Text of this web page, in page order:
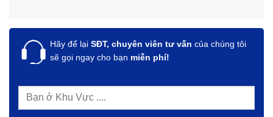
Hãy để lại SĐT, chuyên viên tư vấn của chúng tôi
sẽ gọi ngay cho bạn miễn phí!